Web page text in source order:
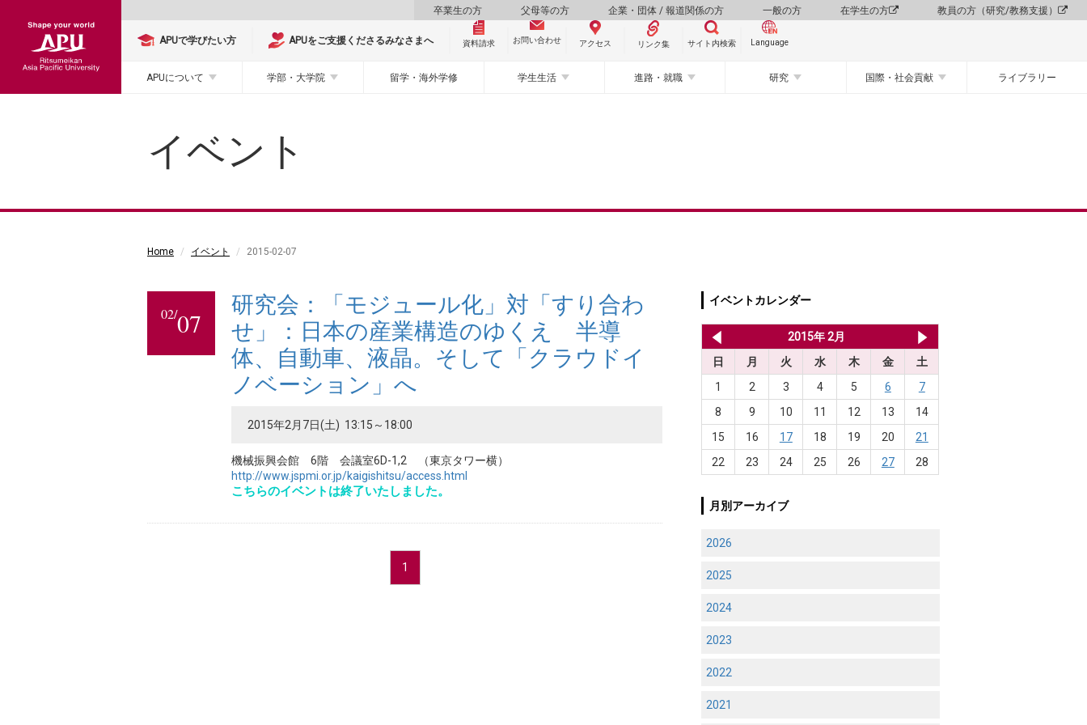
卒業生の方 父母等の方 企業・団体 / 報道関係の方 一般の方 在学生の方 教員の方（研究/教務支援）
APUで学びたい方 APUをご支援くださるみなさまへ 資料請求 お問い合わせ アクセス リンク集 サイト内検索 Language
APUについて 学部・大学院 留学・海外学修 学生生活 進路・就職 研究 国際・社会貢献 ライブラリー
イベント
Home イベント 2015-02-07
02/07
研究会：「モジュール化」対「すり合わ
せ」：日本の産業構造のゆくえ 半導
体、自動車、液晶。そして「クラウドイ
ノベーション」へ
2015年2月7日(土) 13:15～18:00
機械振興会館 6階 会議室6D-1,2 （東京タワー横）
http://www.jspmi.or.jp/kaigishitsu/access.html
こちらのイベントは終了いたしました。
1
イベントカレンダー
2015年 2月
日
月 火 水 木 金
土
1
2 3 4 5 6
7
8
9 10 11 12 13
14
15
16 17 18 19 20
21
22
23 24 25 26 27 28
月別アーカイブ
2026
2025
2024
2023
2022
2021